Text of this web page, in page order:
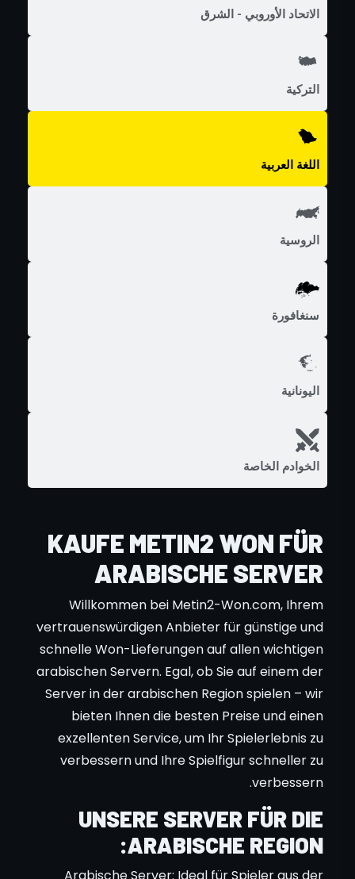
الاتحاد الأوروبي - الشرق
التركية
اللغة العربية
الروسية
سنغافورة
اليونانية
الخوادم الخاصة
KAUFE METIN2 WON FÜR
ARABISCHE SERVER
Willkommen bei Metin2-Won.com, Ihrem
vertrauenswürdigen Anbieter für günstige und
schnelle Won-Lieferungen auf allen wichtigen
arabischen Servern. Egal, ob Sie auf einem der
Server in der arabischen Region spielen – wir
bieten Ihnen die besten Preise und einen
exzellenten Service, um Ihr Spielerlebnis zu
verbessern und Ihre Spielfigur schneller zu
verbessern.
UNSERE SERVER FÜR DIE
ARABISCHE REGION:
Arabische Server: Ideal für Spieler aus der